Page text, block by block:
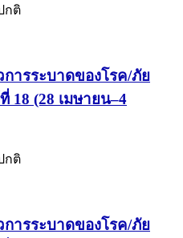
กติ
ารระบาดของโรค/ภัย
18 (28 เมษายน–4
กติ
ารระบาดของโรค/ภัย